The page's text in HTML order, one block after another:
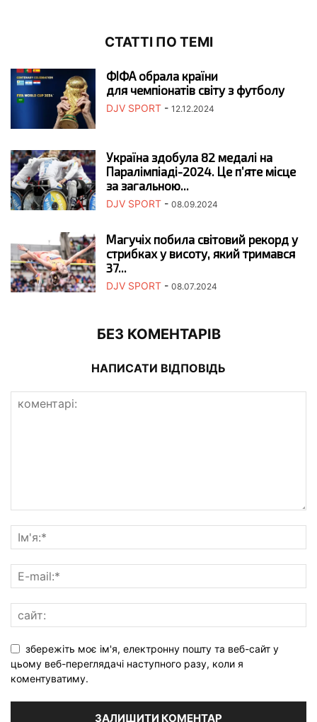
СТАТТІ ПО ТЕМІ
ФІФА обрала країни
для чемпіонатів світу з футболу
DJV SPORT - 12.12.2024
Україна здобула 82 медалі на
Паралімпіаді-2024. Це п’яте місце
за загальною...
DJV SPORT - 08.09.2024
Магучіх побила світовий рекорд у
стрибках у висоту, який тримався
37...
DJV SPORT - 08.07.2024
БЕЗ КОМЕНТАРІВ
НАПИСАТИ ВІДПОВІДЬ
збережіть моє ім'я, електронну пошту та веб-сайт у
цьому веб-переглядачі наступного разу, коли я
коментуватиму.